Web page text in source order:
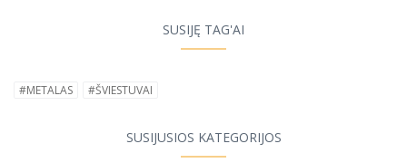
SUSIJĘ TAG'AI
#METALAS #ŠVIESTUVAI
SUSIJUSIOS KATEGORIJOS